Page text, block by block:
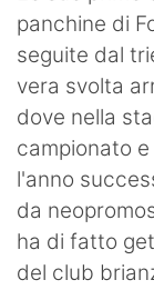
panchine di
seguite dal
vera svolta
dove nella
campionato
l'anno
da
ha di fatto
del club